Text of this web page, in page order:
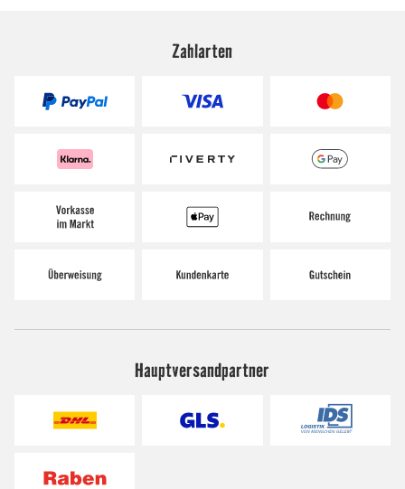
Zahlarten
Hauptversandpartner